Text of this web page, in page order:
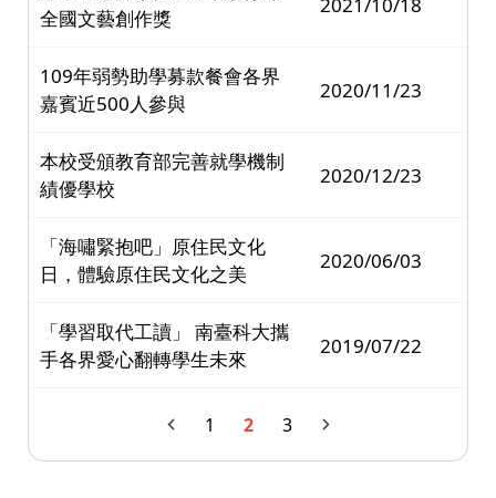
全國文藝創作獎
109年弱勢助學募款餐會各界
嘉賓近500人參與
2020/11/23
本校受頒教育部完善就學機制
績優學校
2020/12/23
「海嘯緊抱吧」原住民文化
日，體驗原住民文化之美
2020/06/03
「學習取代工讀」 南臺科大攜
手各界愛心翻轉學生未來
2019/07/22
1 2 3